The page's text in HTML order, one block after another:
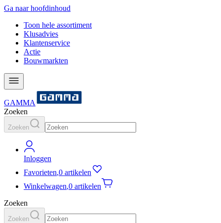
Ga naar hoofdinhoud
Toon hele assortiment
Klusadvies
Klantenservice
Actie
Bouwmarkten
GAMMA
Zoeken
Zoeken
Inloggen
Favorieten,0 artikelen
Winkelwagen,0 artikelen
Zoeken
Zoeken